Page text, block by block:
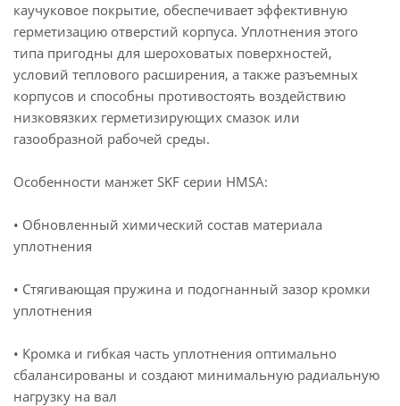
каучуковое покрытие, обеспечивает эффективную
герметизацию отверстий корпуса. Уплотнения этого
типа пригодны для шероховатых поверхностей,
условий теплового расширения, а также разъемных
корпусов и способны противостоять воздействию
низковязких герметизирующих смазок или
газообразной рабочей среды.
Особенности манжет SKF серии HMSA:
• Обновленный химический состав материала
уплотнения
• Стягивающая пружина и подогнанный зазор кромки
уплотнения
• Кромка и гибкая часть уплотнения оптимально
сбалансированы и создают минимальную радиальную
нагрузку на вал